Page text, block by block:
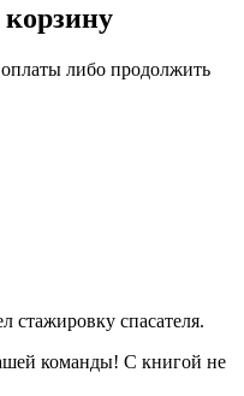
либо продолжить
спасателя.
команды! С книгой не